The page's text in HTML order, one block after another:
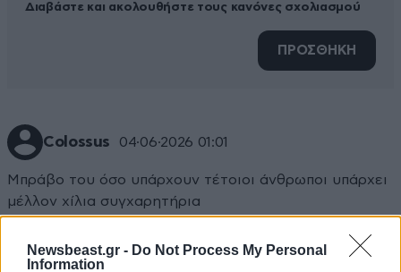
Newsbeast.gr - Do Not Process My Personal
Information
Διαβάστε και ακολουθήστε τους κανόνες σχολιασμού
ΠΡΟΣΘΗΚΗ
Colossus 04·06·2026 01:01
Μπράβο του όσο υπάρχουν τέτοιοι άνθρωποι υπάρχει
μέλλον χίλια συγχαρητήρια
Απαντήστε 3